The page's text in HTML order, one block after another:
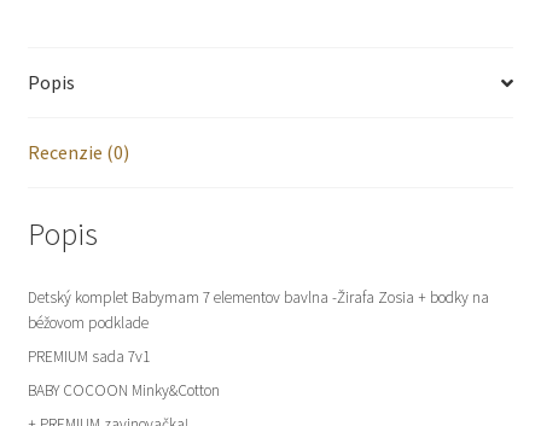
-Žirafa
bodky
béžovom
podklade
Popis
Recenzie (0)
Popis
Detský komplet Babymam 7 elementov bavlna -Žirafa Zosia + bodky na
béžovom podklade
PREMIUM sada 7v1
BABY COCOON Minky&Cotton